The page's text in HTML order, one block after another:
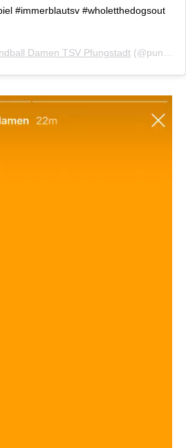
#immerblautsv #wholetthedogsout
Damen TSV Pfungstadt (@pungschter_damen) am